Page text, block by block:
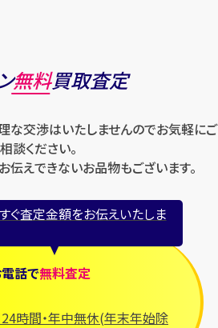
無料買取査定
な交渉はいたしませんのでお気軽にご
相談ください。
伝えできないお品物もございます。
ぐ査定金額をお伝えいたしま
話で無料査定
24時間・年中無休(年末年始除